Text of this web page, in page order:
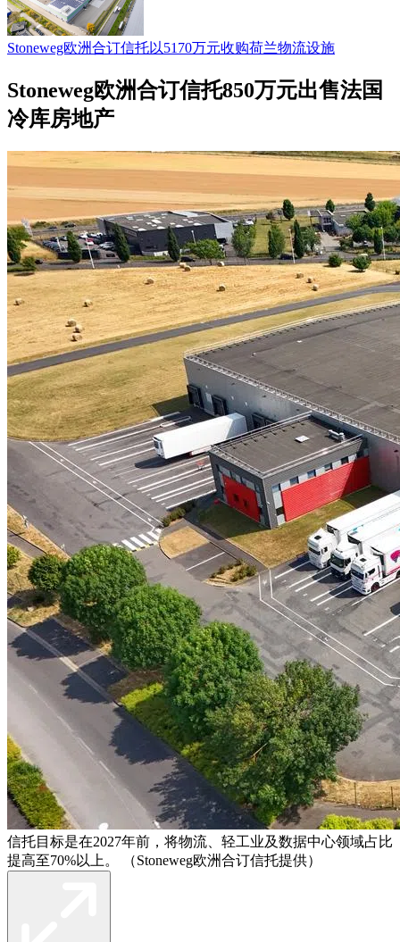
Stoneweg欧洲合订信托以5170万元收购荷兰物流设施
Stoneweg欧洲合订信托850万元出售法国
冷库房地产
信托目标是在2027年前，将物流、轻工业及数据中心领域占比
提高至70%以上。 （Stoneweg欧洲合订信托提供）